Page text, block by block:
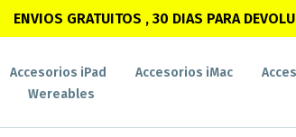
ENVIOS GRATUITOS , 30 DIAS PARA
Accesorios iPad Accesorios iMac
Wereables